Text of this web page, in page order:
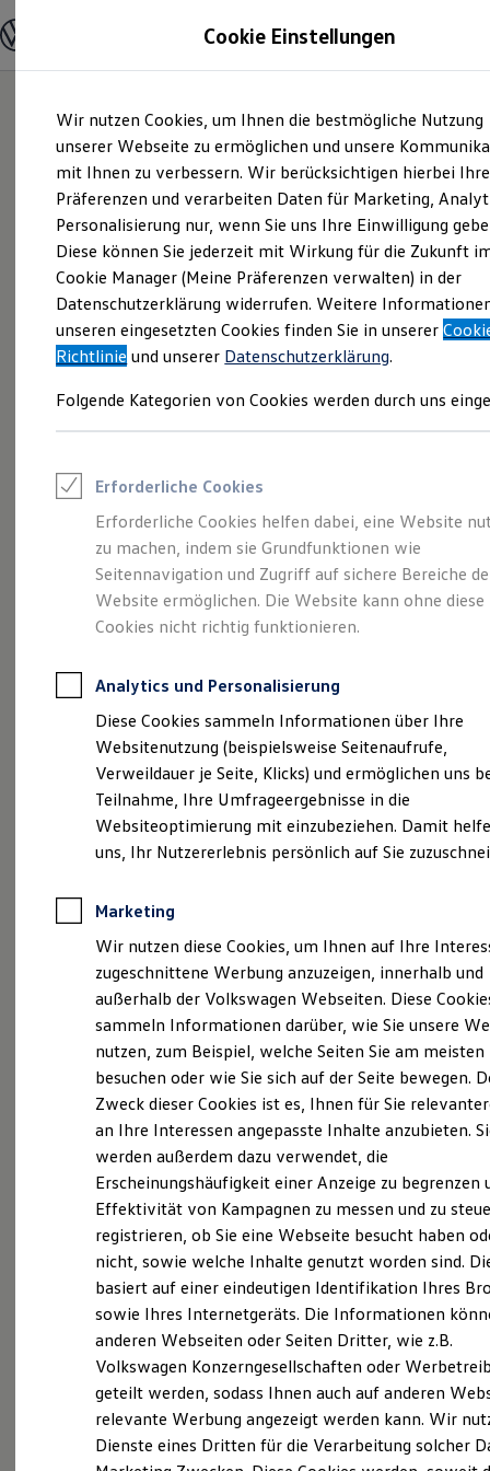
Hauptinhalt
springen
Footer
springen
Modelle und Konfigurator
Modelle vergleichen
Elektroautos
ENERGY Sondermodelle
Nutzfahrzeuge
SUV und CUV
Familienautos
Kombis
Kompaktwagen
Sportwagen
Schnell verfügbare Fahrzeuge
Angebote und Produkte
Aktuelle Angebote
E-Auto-Förderung
Volkswagen Marktplatz
Junge Gebrauchtwagen und Gebrauchtwagen
Saisonangebote
Leasing
Leasing-Angebote
Gebrauchtwagen Leasing
Junge Gebrauchtwagen-Leasing
Elektroauto Leasing
Kleinwagen-Leasing
Leasing ohne Anzahlung
Autokredit mit Schlussrate
Versicherungen und Garantien
Kfz-Versicherung
Restschuldversicherungen
Garantien
Wartungsverträge
Geschäftskunden
Professional Class bei Volkswagen
Großkunden
Behörden
Anpfiff zum Gewinn
Elektroautos
ID. Tutorials
Elektrofahrzeugkonzepte
Reichweite
Reichweite der ID. Modelle
Reichweite im Winter
Laden
Laden unterwegs
Laden Zuhause
Ladezeitensimulator
Batterie
Sicherheit
Garantie und Lebensdauer
Nachhaltigkeit
Technologie
Kosten und Kauf
Verbrauchskosten
Kaufoptionen
E-Auto-Förderung
Software und Konnektivität
Die ID. Software 6
ID. Software Versionen und Updates
Digitale Extras
Schnittstellen zu Ihrem ID.
Kompakt.
Charismatisch. Coupé.
Der Taigo.
Probefahrt vereinbaren
Fahrzeugangebot anfordern
Servicetermin buchen
Serviceanfrage stellen
Cookie Einstellungen
Wir nutzen Cookies, um Ihnen die bestmögliche Nutzung
unserer Webseite zu ermöglichen und unsere
mit Ihnen zu verbessern. Wir berücksichtigen hierbei Ihre
Präferenzen und verarbeiten Daten für Marketing,
Personalisierung nur, wenn Sie uns Ihre Einwilligung
Diese können Sie jederzeit mit Wirkung für die Zukunft
Cookie Manager (Meine Präferenzen verwalten) in der
Datenschutzerklärung widerrufen. Weitere
unseren eingesetzten Cookies finden Sie in unserer
Richtlinie und unserer Datenschutzerklärung.
Folgende Kategorien von Cookies werden durch uns
Erforderliche Cookies
Erforderliche Cookies helfen dabei, eine Website
zu machen, indem sie Grundfunktionen wie
Seitennavigation und Zugriff auf sichere Bereiche
Website ermöglichen. Die Website kann ohne diese
Cookies nicht richtig funktionieren.
Analytics und Personalisierung
Diese Cookies sammeln Informationen über Ihre
Websitenutzung (beispielsweise Seitenaufrufe,
Verweildauer je Seite, Klicks) und ermöglichen uns
Teilnahme, Ihre Umfrageergebnisse in die
Websiteoptimierung mit einzubeziehen. Damit
uns, Ihr Nutzererlebnis persönlich auf Sie
Marketing
Wir nutzen diese Cookies, um Ihnen auf Ihre
zugeschnittene Werbung anzuzeigen, innerhalb und
außerhalb der Volkswagen Webseiten. Diese
sammeln Informationen darüber, wie Sie unsere
nutzen, zum Beispiel, welche Seiten Sie am meisten
besuchen oder wie Sie sich auf der Seite bewegen.
Zweck dieser Cookies ist es, Ihnen für Sie
an Ihre Interessen angepasste Inhalte anzubieten.
werden außerdem dazu verwendet, die
Erscheinungshäufigkeit einer Anzeige zu begrenzen
Effektivität von Kampagnen zu messen und zu
registrieren, ob Sie eine Webseite besucht haben
nicht, sowie welche Inhalte genutzt worden sind.
basiert auf einer eindeutigen Identifikation Ihres
sowie Ihres Internetgeräts. Die Informationen
anderen Webseiten oder Seiten Dritter, wie z.B.
Volkswagen Konzerngesellschaften oder
geteilt werden, sodass Ihnen auch auf anderen
relevante Werbung angezeigt werden kann. Wir
Dienste eines Dritten für die Verarbeitung solcher